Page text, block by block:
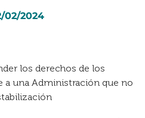
02/2024
los derechos de los
una Administración que no